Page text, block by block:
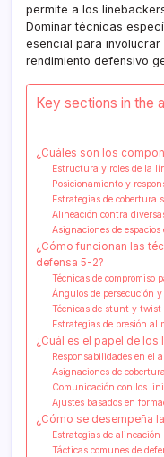
permite a los
Dominar técnicas
esencial para
rendimiento defensivo
Key sections in the
¿Cuáles son los
Estructura y roles de la
Posicionamiento y
Estrategias de cobertura
Alineación contra
Asignaciones de
¿Cómo funcionan las
defensa 5-2?
Técnicas de compromiso
Ángulos de persecución y
Técnicas de stunt y twist
Estrategias de presión al
¿Cuál es el papel de los
Responsabilidades en el
Asignaciones de
Comunicación con los
Ajustes basados en
¿Cómo se desempeña
Estrategias de
Tácticas comunes de